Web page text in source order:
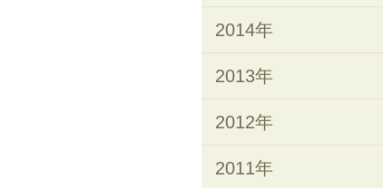
2014年
2013年
2012年
2011年